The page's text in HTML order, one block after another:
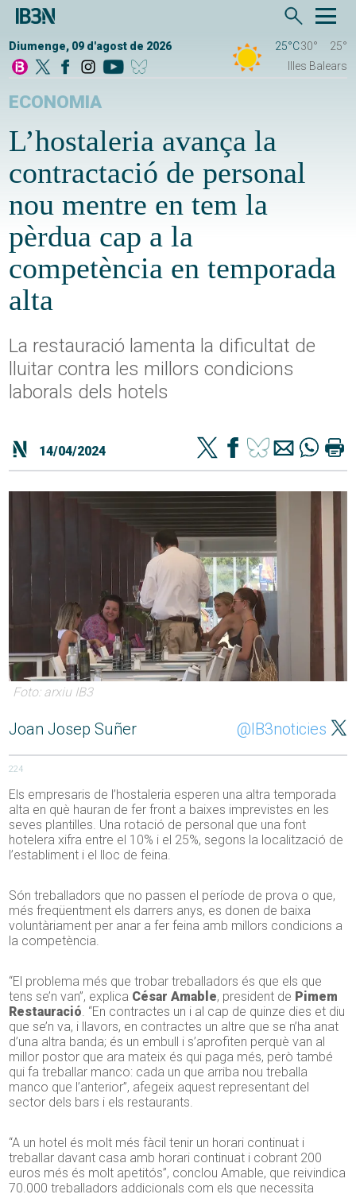
Diumenge, 09 d'agost de 2026 25°C30°
25°
Illes Balears
ECONOMIA
L’hostaleria avança la
contractació de personal
nou mentre en tem la
pèrdua cap a la
competència en temporada
alta
La restauració lamenta la dificultat de
lluitar contra les millors condicions
laborals dels hotels
14/04/2024
Foto: arxiu IB3
Joan Josep Suñer @IB3noticies
224
Els empresaris de l’hostaleria esperen una altra temporada
alta en què hauran de fer front a baixes imprevistes en les
seves plantilles. Una rotació de personal que una font
hotelera xifra entre el 10% i el 25%, segons la localització de
l’establiment i el lloc de feina.
Són treballadors que no passen el període de prova o que,
més freqüentment els darrers anys, es donen de baixa
voluntàriament per anar a fer feina amb millors condicions a
la competència.
“El problema més que trobar treballadors és que els que
tens se’n van”, explica César Amable, president de Pimem
Restauració. “En contractes un i al cap de quinze dies et diu
que se’n va, i llavors, en contractes un altre que se n’ha anat
d’una altra banda; és un embull i s’aprofiten perquè van al
millor postor que ara mateix és qui paga més, però també
qui fa treballar manco: cada un que arriba nou treballa
manco que l’anterior”, afegeix aquest representant del
sector dels bars i els restaurants.
“A un hotel és molt més fàcil tenir un horari continuat i
treballar davant casa amb horari continuat i cobrant 200
euros més és molt apetitós”, conclou Amable, que reivindica
70.000 treballadors addicionals com els que necessita